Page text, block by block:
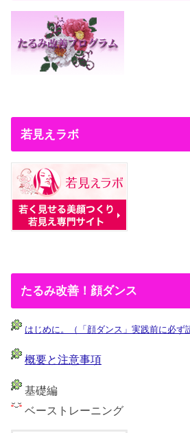
若見えラボ
たるみ改善！顔ダンス
はじめに。（「顔ダンス」実践前に必ず
概要と注意事項
基礎編
ベーストレーニング